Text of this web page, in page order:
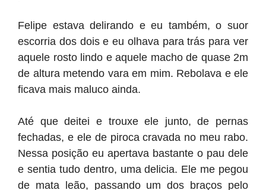
Felipe estava delirando e eu também, o suor
escorria dos dois e eu olhava para trás para ver
aquele rosto lindo e aquele macho de quase 2m
de altura metendo vara em mim. Rebolava e ele
ficava mais maluco ainda.
Até que deitei e trouxe ele junto, de pernas
fechadas, e ele de piroca cravada no meu rabo.
Nessa posição eu apertava bastante o pau dele
e sentia tudo dentro, uma delicia. Ele me pegou
de mata leão, passando um dos braços pelo